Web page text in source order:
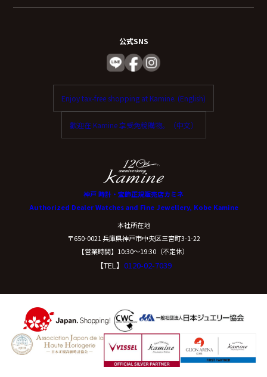
公式SNS
Enjoy tax-free shopping at Kamine. (English)
歡迎在 Kamine 享受免稅購物。（中文）
神戸 時計・宝飾正規販売店カミネ
Authorized Dealer Watches and Fine Jewellery, Kobe Kamine
本社所在地
〒650-0021 兵庫県神戸市中央区三宮町3-1-22
【営業時間】10:30〜19:30（不定休）
【TEL】 0120-02-7039